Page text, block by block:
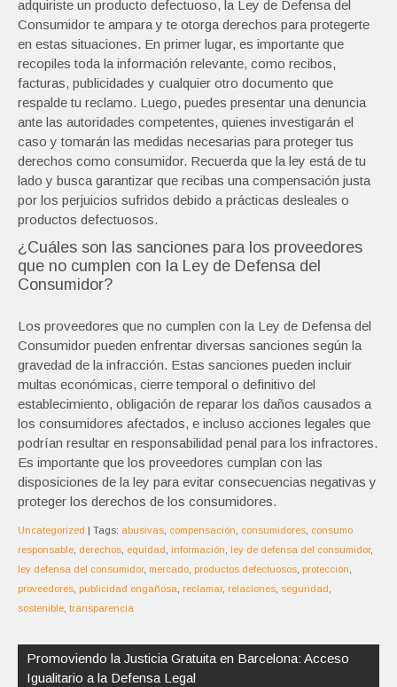
adquiriste un producto defectuoso, la Ley de Defensa del
Consumidor te ampara y te otorga derechos para protegerte
en estas situaciones. En primer lugar, es importante que
recopiles toda la información relevante, como recibos,
facturas, publicidades y cualquier otro documento que
respalde tu reclamo. Luego, puedes presentar una denuncia
ante las autoridades competentes, quienes investigarán el
caso y tomarán las medidas necesarias para proteger tus
derechos como consumidor. Recuerda que la ley está de tu
lado y busca garantizar que recibas una compensación justa
por los perjuicios sufridos debido a prácticas desleales o
productos defectuosos.
¿Cuáles son las sanciones para los proveedores
que no cumplen con la Ley de Defensa del
Consumidor?
Los proveedores que no cumplen con la Ley de Defensa del
Consumidor pueden enfrentar diversas sanciones según la
gravedad de la infracción. Estas sanciones pueden incluir
multas económicas, cierre temporal o definitivo del
establecimiento, obligación de reparar los daños causados a
los consumidores afectados, e incluso acciones legales que
podrían resultar en responsabilidad penal para los infractores.
Es importante que los proveedores cumplan con las
disposiciones de la ley para evitar consecuencias negativas y
proteger los derechos de los consumidores.
Uncategorized | Tags: abusivas compensación consumidores consumo
responsable derechos equidad información ley de defensa del consumidor,
ley defensa del consumidor, mercado productos defectuosos protección
proveedores publicidad engañosa reclamar, relaciones seguridad
sostenible transparencia
de
entradas
Promoviendo la Justicia Gratuita en Barcelona: Acceso
Igualitario a la Defensa Legal